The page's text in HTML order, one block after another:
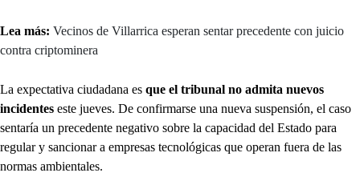
Lea más: Vecinos de Villarrica esperan sentar precedente con juicio
contra criptominera
La expectativa ciudadana es que el tribunal no admita nuevos
incidentes este jueves. De confirmarse una nueva suspensión, el caso
sentaría un precedente negativo sobre la capacidad del Estado para
regular y sancionar a empresas tecnológicas que operan fuera de las
normas ambientales.